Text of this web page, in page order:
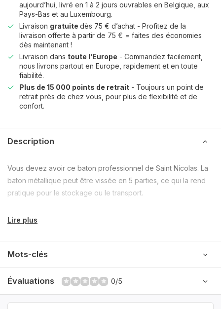
aujourd’hui, livré en 1 à 2 jours ouvrables en Belgique, aux
Pays-Bas et au Luxembourg.
Livraison gratuite dès 75 € d’achat - Profitez de la
livraison offerte à partir de 75 € = faites des économies
dès maintenant !
Livraison dans toute l’Europe - Commandez facilement,
nous livrons partout en Europe, rapidement et en toute
fiabilité.
Plus de 15 000 points de retrait - Toujours un point de
retrait près de chez vous, pour plus de flexibilité et de
confort.
Description
Vous devez avoir ce baton professionnel de Saint Nicolas. La
baton métallique peut être vissée en 5 parties, ce qui la rend
pratique pour le stockage ou le transport.
Lire plus
Mots-clés
Évaluations 0/5